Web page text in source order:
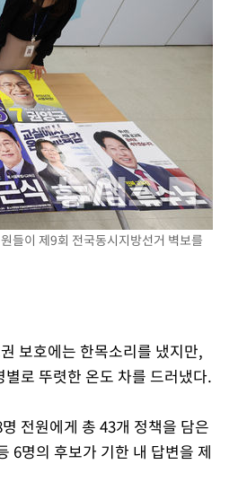
들이 제9회 전국동시지방선거 벽보를
보호에는 한목소리를 냈지만,
로 뚜렷한 온도 차를 드러냈다.
전원에게 총 43개 정책을 담은
6명의 후보가 기한 내 답변을 제